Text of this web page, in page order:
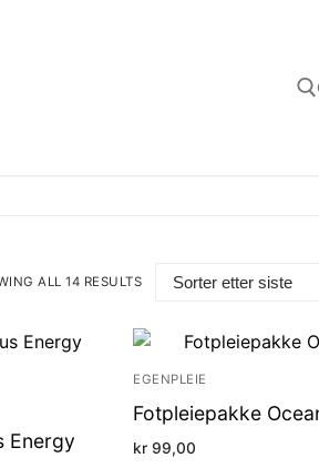
ALL 14 RESULTS
Energy
EGENPLEIE
Fotpleiepakke
kr 99,00